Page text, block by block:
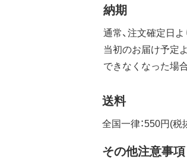
納期
通常、注文確定日
当初のお届け予定
できなくなった場
送料
全国一律：550円(
その他注意事項